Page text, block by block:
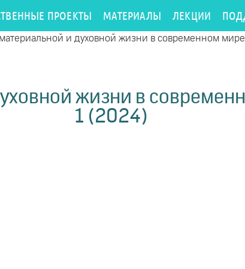
ПРОЕКТЫ МАТЕРИАЛЫ ЛЕКЦИИ
и духовной жизни в современном
жизни в
1 (2024)